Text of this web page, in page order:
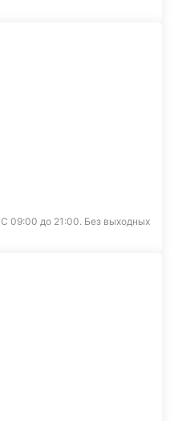
С 09:00 до 21:00. Без выходных